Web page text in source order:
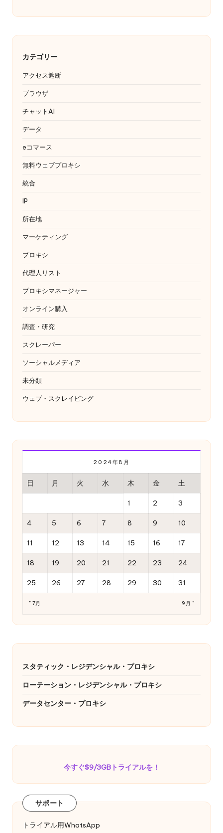
カテゴリー:
アクセス遮断
ブラウザ
チャットAI
データ
eコマース
無料ウェブプロキシ
統合
IP
所在地
マーケティング
プロキシ
代理人リスト
プロキシマネージャー
オンライン購入
調査・研究
スクレーパー
ソーシャルメディア
未分類
ウェブ・スクレイピング
2024年8月
日 月 火 水 木 金 土
1 2 3
4 5 6 7 8 9 10
11 12 13 14 15 16 17
18 19 20 21 22 23 24
25 26 27 28 29 30 31
" 7月 9月 "
スタティック・レジデンシャル・プロキシ
ローテーション・レジデンシャル・プロキシ
データセンター・プロキシ
今すぐ$9/3GBトライアルを！
サポート
トライアル用WhatsApp